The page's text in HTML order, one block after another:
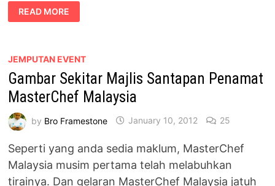
CHEF
DR.
EZANI
PRODUK
READ MORE
JEMPUTAN EVENT
Gambar Sekitar Majlis Santapan Penamat
MasterChef Malaysia
by Bro Framestone January 10, 2012 25
Seperti yang anda sedia maklum, MasterChef
Malaysia musim pertama telah melabuhkan
tirainya. Dan gelaran MasterChef Malaysia jatuh